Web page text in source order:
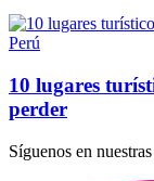
Perú
10 lugares
perder
Síguenos en